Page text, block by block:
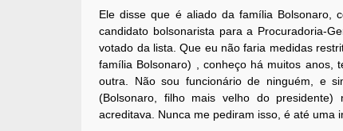
Ele disse que é aliado da família Bolsonaro,
candidato bolsonarista para a Procuradoria-
votado da lista. Que eu não faria medidas
família Bolsonaro) , conheço há muitos anos,
outra. Não sou funcionário de ninguém, e
(Bolsonaro, filho mais velho do
acreditava. Nunca me pediram isso, é até uma